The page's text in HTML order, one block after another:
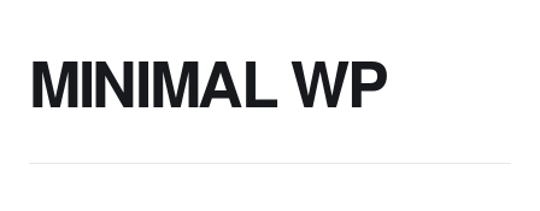
MINIMAL WP